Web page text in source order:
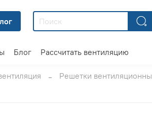
Блог Рассчитать вентиляцию
Решетки